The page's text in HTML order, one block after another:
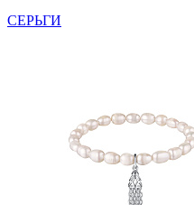
СЕРЬГИ